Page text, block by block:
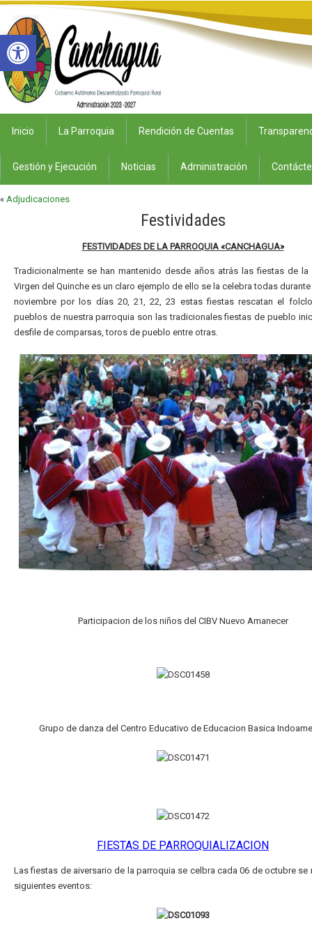
Inicio La Parroquia Rendición de Cuentas
Gestión y Ejecución Noticias Administración
« Adjudicaciones
Festividades
FESTIVIDADES DE LA PARROQUIA «CANCHAGUA»
Tradicionalmente se han mantenido desde años atrás las fiestas de la
Virgen del Quinche es un claro ejemplo de ello se la celebra todas
noviembre por los días 20, 21, 22, 23 estas fiestas rescatan el
pueblos de nuestra parroquia son las tradicionales fiestas de pueblo
desfile de comparsas, toros de pueblo entre otras.
Participacion de los niños del CIBV Nuevo Amanecer
Grupo de danza del Centro Educativo de Educacion Basica
FIESTAS DE PARROQUIALIZACION
Las fiestas de aiversario de la parroquia se celbra cada 06 de octubre se
siguientes eventos:
Abrir barra de herramientas